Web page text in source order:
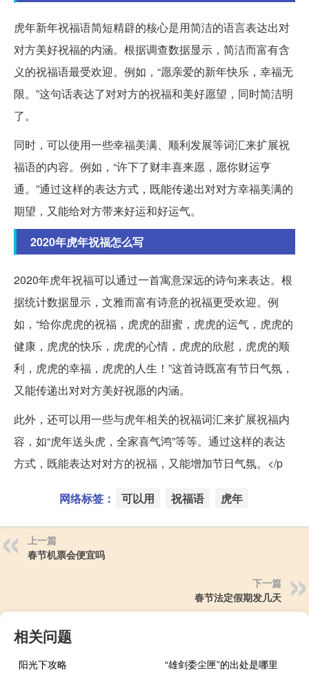
虎年新年祝福语简短精辟的核心是用简洁的语言表达出对
对方美好祝福的内涵。根据调查数据显示，简洁而富有含
义的祝福语最受欢迎。例如，“愿亲爱的新年快乐，幸福无
限。”这句话表达了对对方的祝福和美好愿望，同时简洁明
了。
同时，可以使用一些幸福美满、顺利发展等词汇来扩展祝
福语的内容。例如，“许下了财丰喜来愿，愿你财运亨
通。”通过这样的表达方式，既能传递出对对方幸福美满的
期望，又能给对方带来好运和好运气。
2020年虎年祝福怎么写
2020年虎年祝福可以通过一首寓意深远的诗句来表达。根
据统计数据显示，文雅而富有诗意的祝福更受欢迎。例
如，“给你虎虎的祝福，虎虎的甜蜜，虎虎的运气，虎虎的
健康，虎虎的快乐，虎虎的心情，虎虎的欣慰，虎虎的顺
利，虎虎的幸福，虎虎的人生！”这首诗既富有节日气氛，
又能传递出对对方美好祝愿的内涵。
此外，还可以用一些与虎年相关的祝福词汇来扩展祝福内
容，如“虎年送头虎，全家喜气鸿”等等。通过这样的表达
方式，既能表达对对方的祝福，又能增加节日气氛。</p
网络标签： 可以用 祝福语 虎年
上一篇
春节机票会便宜吗
下一篇
春节法定假期发几天
相关问题
阳光下攻略
“雄剑委尘匣”的出处是哪里